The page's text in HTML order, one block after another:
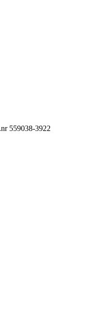
559038-3922